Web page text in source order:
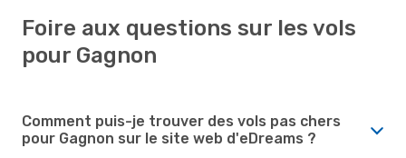
Foire aux questions sur les vols
pour Gagnon
Comment puis-je trouver des vols pas chers
pour Gagnon sur le site web d'eDreams ?